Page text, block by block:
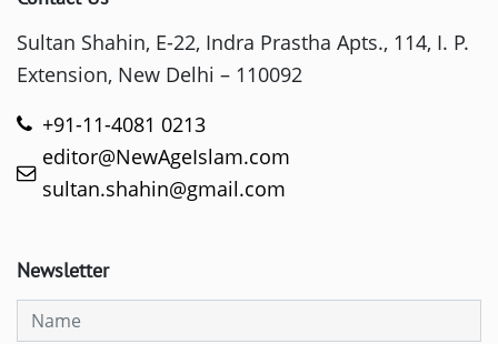
Sultan Shahin, E-22, Indra Prastha Apts., 114, I. P.
Extension, New Delhi – 110092
+91-11-4081 0213
editor@NewAgeIslam.com
sultan.shahin@gmail.com
Newsletter